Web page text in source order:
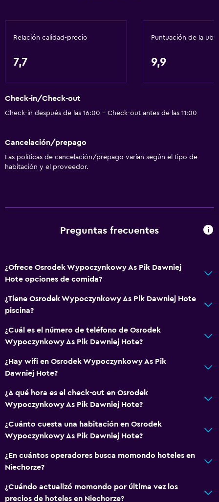
Habitaciones familiares
Cocina
Nevera
Caja fuerte
Servicio de habitaciones
Check-in/check-out privado
Recepción 24 horas
Accesibilidad y adecuación
Para no fumadores
Plantas superiores accesibles por escaleras
Entrada privada
Papel higiénico
Baño privado
Estacionamiento y transporte
Relación calidad-precio
7,7
Puntuación de la
9,9
Check-in/Check-out
Check-in después de las 16:00 - Check-out antes de las 11:00
Cancelación/prepago
Las políticas de cancelación/prepago varían según el tipo de
habitación y el proveedor.
Preguntas frecuentes
¿Ofrece Osrodek Wypoczynkowy As Pik Dawniej
Hote opciones de comida?
¿Tiene Osrodek Wypoczynkowy As Pik Dawniej Hote
piscina?
¿Cuál es el número de teléfono de Osrodek
Wypoczynkowy As Pik Dawniej Hote?
¿Hay wifi en Osrodek Wypoczynkowy As Pik
Dawniej Hote?
¿A qué hora es el check-out en Osrodek
Wypoczynkowy As Pik Dawniej Hote?
¿Cuánto cuesta una habitación en Osrodek
Wypoczynkowy As Pik Dawniej Hote?
¿En cuántos operadores busca momondo hoteles en
Niechorze?
¿Cuándo actualizó momondo por última vez los
precios de hoteles en Niechorze?